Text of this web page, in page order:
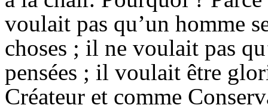
voulait pas qu’un homme
choses ; il ne voulait pas
pensées ; il voulait être
Créateur et comme